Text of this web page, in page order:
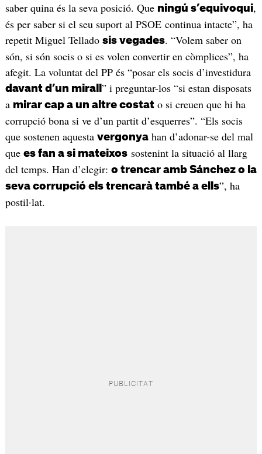
saber quina és la seva posició. Que ningú s’equivoqui,
és per saber si el seu suport al PSOE continua intacte”, ha
repetit Miguel Tellado sis vegades. “Volem saber on
són, si són socis o si es volen convertir en còmplices”, ha
afegit. La voluntat del PP és “posar els socis d’investidura
davant d’un mirall ” i preguntar-los “si estan disposats
a mirar cap a un altre costato si creuen que hi ha
corrupció bona si ve d’un partit d’esquerres”. “Els socis
que sostenen aquesta vergonyahan d’adonar-se del mal
que es fan a si mateixossostenint la situació al llarg
del temps. Han d’elegir: o trencar amb Sánchez o la
seva corrupció els trencarà també a ells”, ha
postil·lat.